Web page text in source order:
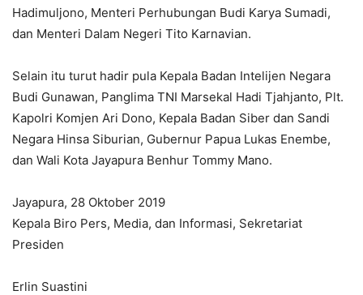
Hadimuljono, Menteri Perhubungan Budi Karya Sumadi,
dan Menteri Dalam Negeri Tito Karnavian.
Selain itu turut hadir pula Kepala Badan Intelijen Negara
Budi Gunawan, Panglima TNI Marsekal Hadi Tjahjanto, Plt.
Kapolri Komjen Ari Dono, Kepala Badan Siber dan Sandi
Negara Hinsa Siburian, Gubernur Papua Lukas Enembe,
dan Wali Kota Jayapura Benhur Tommy Mano.
Jayapura, 28 Oktober 2019
Kepala Biro Pers, Media, dan Informasi, Sekretariat
Presiden
Erlin Suastini